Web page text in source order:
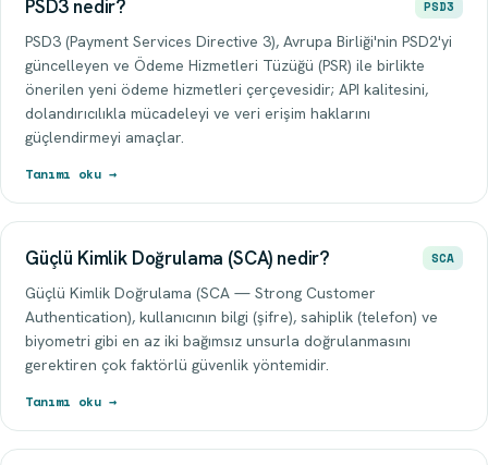
PSD3 nedir? PSD3
PSD3 (Payment Services Directive 3), Avrupa Birliği'nin PSD2'yi
güncelleyen ve Ödeme Hizmetleri Tüzüğü (PSR) ile birlikte
önerilen yeni ödeme hizmetleri çerçevesidir; API kalitesini,
dolandırıcılıkla mücadeleyi ve veri erişim haklarını
güçlendirmeyi amaçlar.
Tanımı oku →
Güçlü Kimlik Doğrulama (SCA) nedir? SCA
Güçlü Kimlik Doğrulama (SCA — Strong Customer
Authentication), kullanıcının bilgi (şifre), sahiplik (telefon) ve
biyometri gibi en az iki bağımsız unsurla doğrulanmasını
gerektiren çok faktörlü güvenlik yöntemidir.
Tanımı oku →